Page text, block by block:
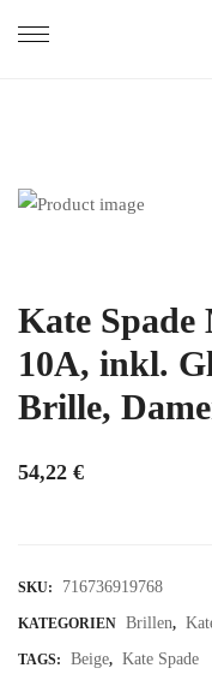
Kate
10A, inkl.
Brille,
54,22 €
SKU: 716736919768
KATEGORIEN Brillen,
TAGS: Beige, Kate Spade